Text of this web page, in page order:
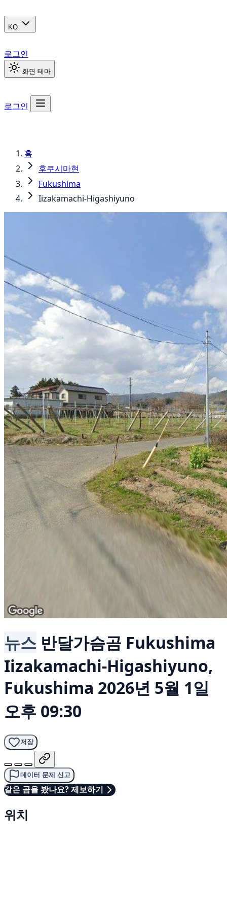
KO
로그인
화면 테마
로그인
홈
후쿠시마현
Fukushima
Iizakamachi-Higashiyuno
뉴스 반달가슴곰 Fukushima
Iizakamachi-Higashiyuno,
Fukushima 2026년 5월 1일
오후 09:30
저장
데이터 문제 신고
같은 곰을 봤나요? 제보하기
위치